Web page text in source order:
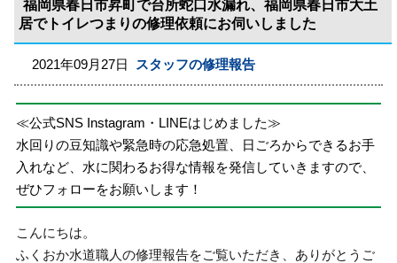
福岡県春日市昇町で台所蛇口水漏れ、福岡県春日市大土
居でトイレつまりの修理依頼にお伺いしました
2021年09月27日 スタッフの修理報告
≪公式SNS Instagram・LINEはじめました≫
水回りの豆知識や緊急時の応急処置、日ごろからできるお手
入れなど、水に関わるお得な情報を発信していきますので、
ぜひフォローをお願いします！
こんにちは。
ふくおか水道職人の修理報告をご覧いただき、ありがとうご